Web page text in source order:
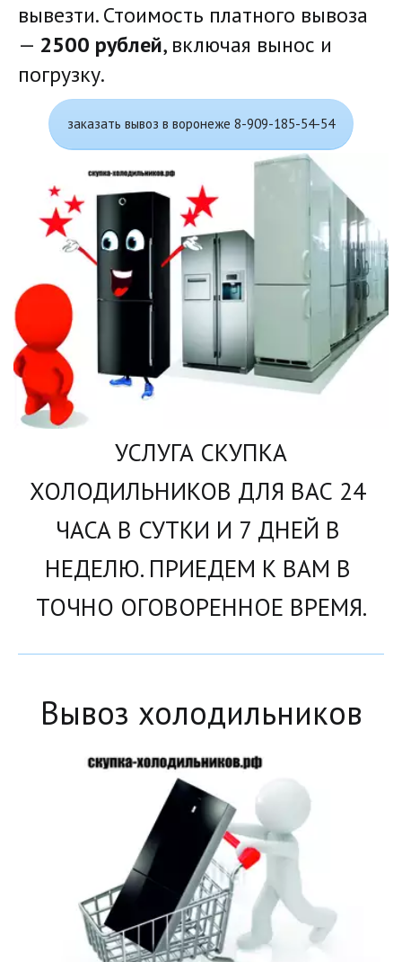
вывезти. Стоимость платного вывоза
— 2500 рублей, включая вынос и
погрузку.
заказать вывоз в воронеже 8-909-185-54-54
УСЛУГА СКУПКА
ХОЛОДИЛЬНИКОВ ДЛЯ ВАС 24
ЧАСА В СУТКИ И 7 ДНЕЙ В
НЕДЕЛЮ. ПРИЕДЕМ К ВАМ В
ТОЧНО ОГОВОРЕННОЕ ВРЕМЯ.
Вывоз холодильников